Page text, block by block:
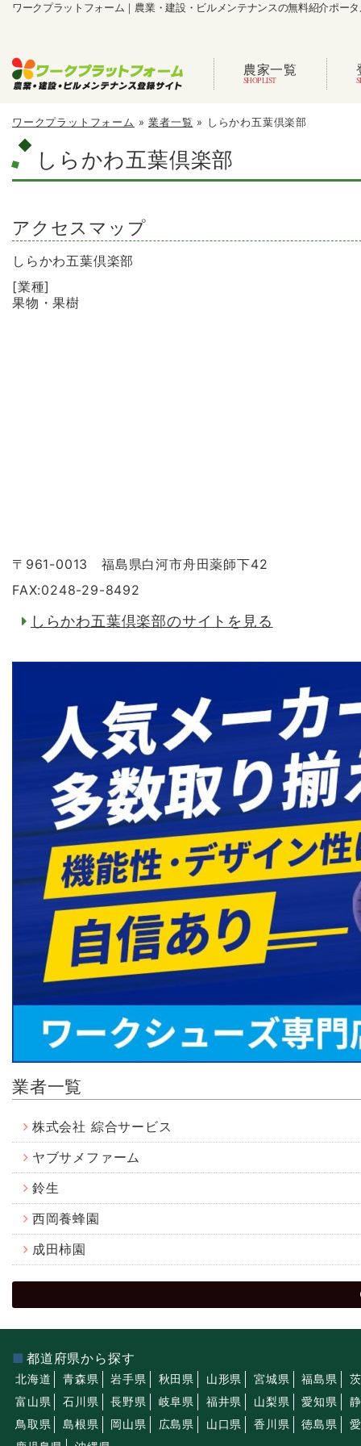
ワークプラットフォーム｜農業・建設・ビルメンテナンスの無料紹介ポー
農家一覧
ワークプラットフォーム »業者一覧 » しらかわ五葉倶楽部
しらかわ五葉倶楽部
アクセスマップ
しらかわ五葉倶楽部
[業種]
果物・果樹
〒961-0013 福島県白河市舟田薬師下42
FAX:0248-29-8492
しらかわ五葉倶楽部のサイトを見る
業者一覧
株式会社 綜合サービス
ヤブサメファーム
鈴生
西岡養蜂園
成田柿園
都道府県から探す
北海道 青森県 岩手県 秋田県 山形県 宮城県 福島県
富山県
石川県 長野県 岐阜県 福井県 山梨県 愛知県
鳥取県
島根県 岡山県 広島県 山口県 香川県 徳島県